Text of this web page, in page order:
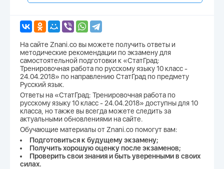
На сайте Znani.co вы можете получить ответы и
методические рекомендации по экзамену для
самостоятельной подготовки к «СтатГрад:
Тренировочная работа по русскому языку 10 класс -
24.04.2018» по направлению СтатГрад по предмету
Русский язык.
Ответы на «СтатГрад: Тренировочная работа по
русскому языку 10 класс - 24.04.2018» доступны для 10
класса, но также вы всегда можете следить за
актуальными обновлениями на сайте.
Обучающие материалы от Znani.co помогут вам:
Подготовиться к будущему экзамену;
Получить хорошую оценку после экзаменов;
Проверить свои знания и быть уверенными в своих
силах.